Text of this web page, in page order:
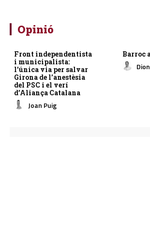
Opinió
Front independentista
i municipalista:
l’única via per salvar
Girona de l’anestèsia
del PSC i el verí
d’Aliança Catalana
Joan Puig
Barroc